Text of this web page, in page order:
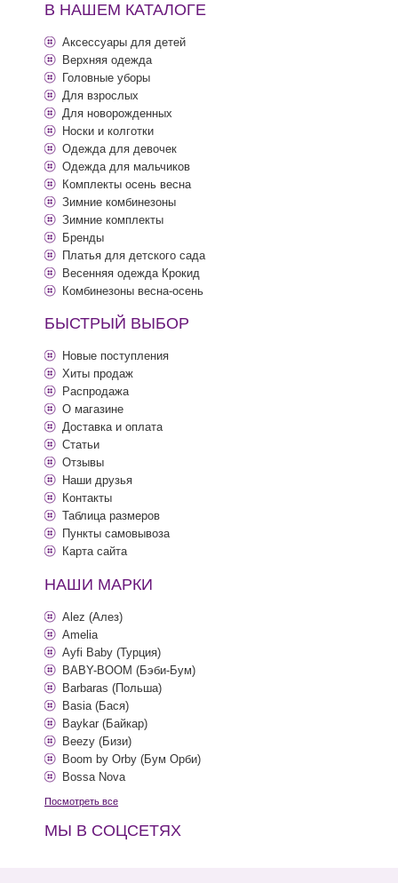
В НАШЕМ КАТАЛОГЕ
Аксессуары для детей
Верхняя одежда
Головные уборы
Для взрослых
Для новорожденных
Носки и колготки
Одежда для девочек
Одежда для мальчиков
Комплекты осень весна
Зимние комбинезоны
Зимние комплекты
Бренды
Платья для детского сада
Весенняя одежда Крокид
Комбинезоны весна-осень
БЫСТРЫЙ ВЫБОР
Новые поступления
Хиты продаж
Распродажа
О магазине
Доставка и оплата
Статьи
Отзывы
Наши друзья
Контакты
Таблица размеров
Пункты самовывоза
Карта сайта
НАШИ МАРКИ
Alez (Алез)
Amelia
Ayfi Baby (Турция)
BABY-BOOM (Бэби-Бум)
Barbaras (Польша)
Basia (Бася)
Baykar (Байкар)
Beezy (Бизи)
Boom by Orby (Бум Орби)
Bossa Nova
Посмотреть все
МЫ В СОЦСЕТЯХ